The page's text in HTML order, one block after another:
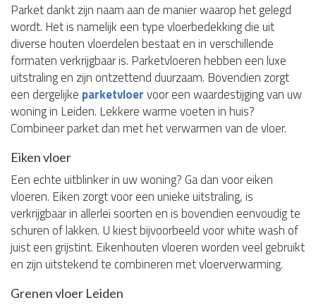
Parket dankt zijn naam aan de manier waarop het gelegd
wordt. Het is namelijk een type vloerbedekking die uit
diverse houten vloerdelen bestaat en in verschillende
formaten verkrijgbaar is. Parketvloeren hebben een luxe
uitstraling en zijn ontzettend duurzaam. Bovendien zorgt
een dergelijke parketvloervoor een waardestijging van uw
woning in Leiden. Lekkere warme voeten in huis?
Combineer parket dan met het verwarmen van de vloer.
Eiken vloer
Een echte uitblinker in uw woning? Ga dan voor eiken
vloeren. Eiken zorgt voor een unieke uitstraling, is
verkrijgbaar in allerlei soorten en is bovendien eenvoudig te
schuren of lakken. U kiest bijvoorbeeld voor white wash of
juist een grijstint. Eikenhouten vloeren worden veel gebruikt
en zijn uitstekend te combineren met vloerverwarming.
Grenen vloer Leiden